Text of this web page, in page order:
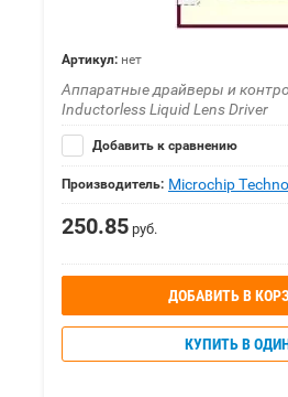
Артикул: нет
Аппаратные драйверы и
Inductorless Liquid Lens Driver
Добавить к сравнению
Производитель: Microchip
250.85 руб.
ДОБАВИТЬ В
КУПИТЬ В